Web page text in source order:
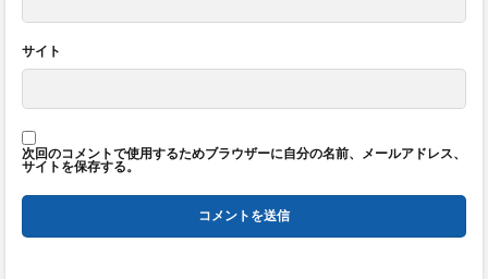
サイト
次回のコメントで使用するためブラウザーに自分の名前、メールアドレス、
サイトを保存する。